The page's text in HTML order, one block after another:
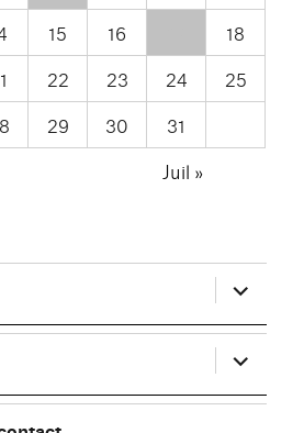
15 16
18
22 23 24
25
29 30
31
Juil »
ouvrir
le
sous-
menu
ouvrir
le
sous-
menu